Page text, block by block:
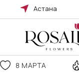
8 МАРТА
Астана